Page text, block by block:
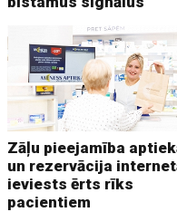
Zāļu pieejamība
un rezervācija
ieviests ērts rīks
pacientiem